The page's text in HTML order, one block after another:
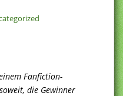
Fanfiction-
die Gewinner